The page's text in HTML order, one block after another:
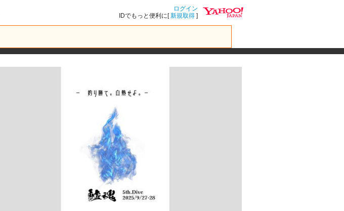
ログイン
IDでもっと便利に[新規取得 ]